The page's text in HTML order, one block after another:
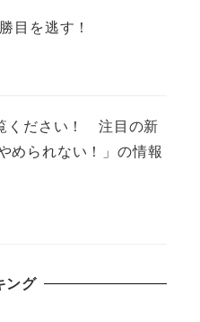
目を逃す！
ください！ 注目の新
められない！」の情報
ング